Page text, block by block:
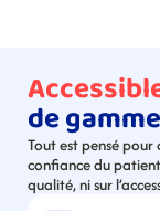
de
Tout est pensé pour
confiance du
qualité, ni sur